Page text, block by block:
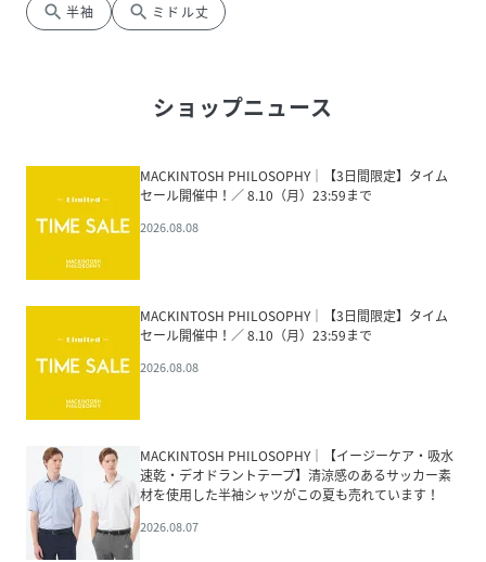
search 半袖 search ミドル丈
ショップニュース
MACKINTOSH PHILOSOPHY│【3日間限定】タイム
セール開催中！／ 8.10（月）23:59まで
2026.08.08
MACKINTOSH PHILOSOPHY│【3日間限定】タイム
セール開催中！／ 8.10（月）23:59まで
2026.08.08
MACKINTOSH PHILOSOPHY│【イージーケア・吸水
速乾・デオドラントテープ】清涼感のあるサッカー素
材を使用した半袖シャツがこの夏も売れています！
2026.08.07